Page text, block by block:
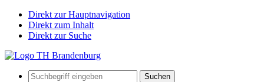
Direkt zur Hauptnavigation
Direkt zum Inhalt
Direkt zur Suche
Suchen